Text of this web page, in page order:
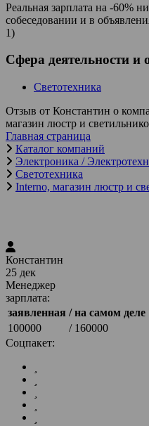
Реальная зарплата на -60%
собеседовании и в объявлениях вакансий.
1)
Сфера деятельности и
Светотехника
Отзыв от Константин о
магазин люстр и
Главная страница
Каталог компаний
Электроника /
Светотехника
Interno, магазин люстр и
Константин
25 дек
Менеджер
зарплата:
заявленная / на самом деле
100000
/ 160000
Соцпакет: